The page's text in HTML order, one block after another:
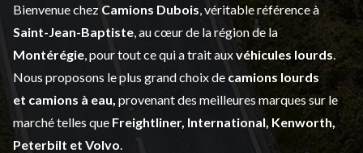
Bienvenue chez Camions Dubois , véritable référence à
Saint-Jean-Baptiste , au cœur de la région de la
Montérégie , pour tout ce qui a trait auxvéhicules lourds
Nous proposons le plus grand choix de camions lourds
et camions à eau, provenant des meilleures marques sur le
marché telles que Freightliner, International, Kenworth,
Peterbilt et Volvo